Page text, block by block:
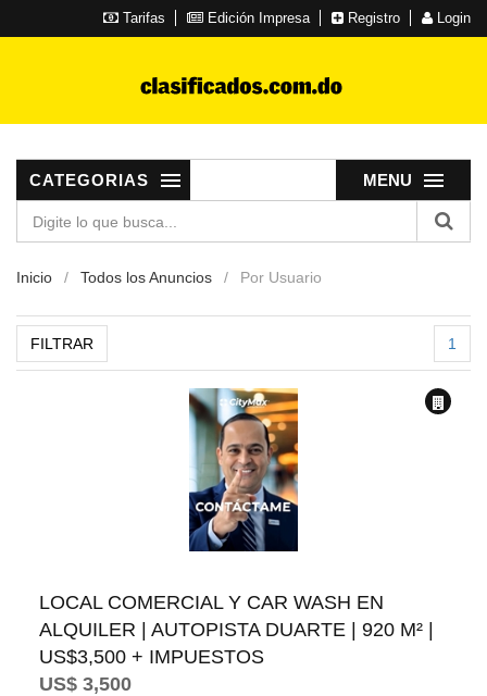
Tarifas Edición Impresa Registro Login
MENU
CATEGORIAS
Inicio Todos los Anuncios Por Usuario
FILTRAR 1
LOCAL COMERCIAL Y CAR WASH EN
ALQUILER | AUTOPISTA DUARTE | 920 M² |
US$3,500 + IMPUESTOS
US$ 3,500